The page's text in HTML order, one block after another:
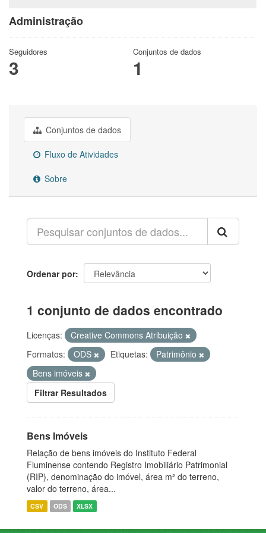
Administração
Seguidores
3
Conjuntos de dados
1
Conjuntos de dados
Fluxo de Atividades
Sobre
Ordenar por
1 conjunto de dados encontrado
Licenças:
Creative Commons Atribuição
Formatos:
ODS Etiquetas:
Patrimônio
Bens imóveis
Filtrar Resultados
Bens Imóveis
Relação de bens imóveis do Instituto Federal
Fluminense contendo Registro Imobiliário Patrimonial
(RIP), denominação do imóvel, área m² do terreno,
valor do terreno, área...
CSV ODS XLSX